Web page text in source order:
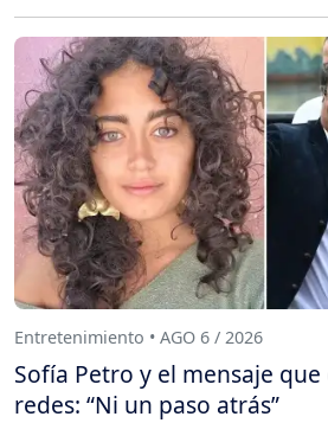
Entretenimiento • AGO 6 / 2026
Sofía Petro y el mensaje
redes: “Ni un paso atrás”